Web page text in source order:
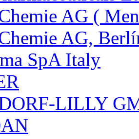
AG (
AG,
SpA Italy
LILLY